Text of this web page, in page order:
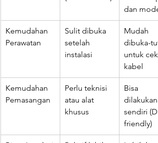
dan
Kemudahan
Perawatan
Sulit dibuka
setelah
instalasi
Mudah
dibuka-
untuk cek
kabel
Kemudahan
Pemasangan
Perlu teknisi
atau alat
khusus
Bisa
dilakukan
sendiri
friendly)